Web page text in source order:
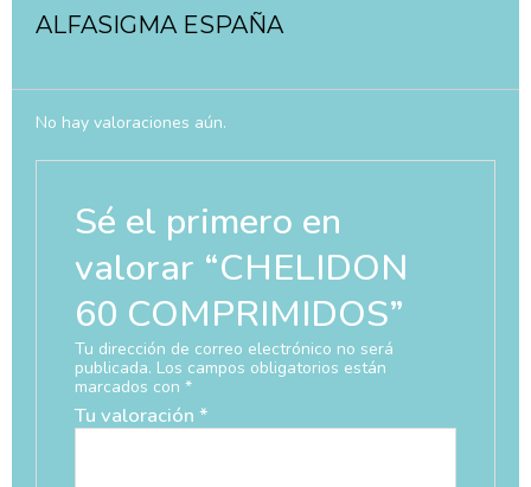
ALFASIGMA ESPAÑA
No hay valoraciones aún.
Sé el primero en
valorar “CHELIDON
60 COMPRIMIDOS”
Tu dirección de correo electrónico no será
publicada. Los campos obligatorios están
marcados con *
Tu valoración *